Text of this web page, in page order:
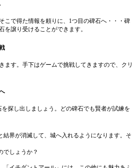
こで得た情報を頼りに、1つ目の碑石へ・・・碑
譲り受けることができます。
す。手下はゲームで挑戦してきますので、クリ
探し出しましょう。どの碑石でも賢者が試練を
界が消滅して、城へ入れるようになります。そ
でしょうか？